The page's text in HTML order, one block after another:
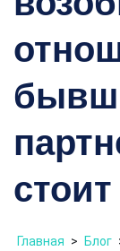
Главная > Блог